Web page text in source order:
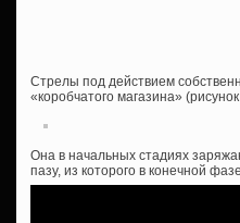
Стрелы под действием
«коробчатого магазина»
Она в начальных стадиях
пазу, из которого в конечной